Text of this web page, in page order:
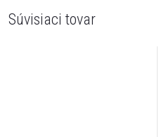
Súvisiaci tovar